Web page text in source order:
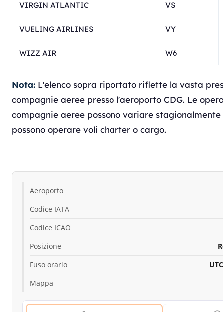
VIRGIN ATLANTIC VS
VUELING AIRLINES VY
WIZZ AIR W6
Nota: L'elenco sopra riportato riflette la vasta
compagnie aeree presso l'aeroporto CDG. Le
compagnie aeree possono variare
possono operare voli charter o cargo.
Aeroporto
Codice IATA
Codice ICAO
Posizione
Fuso orario
Mappa